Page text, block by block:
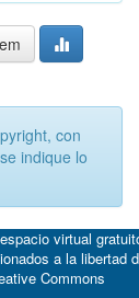
con
indique lo
virtual
a la libertad
Commons